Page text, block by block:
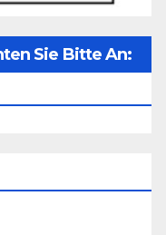
Sie Bitte An: